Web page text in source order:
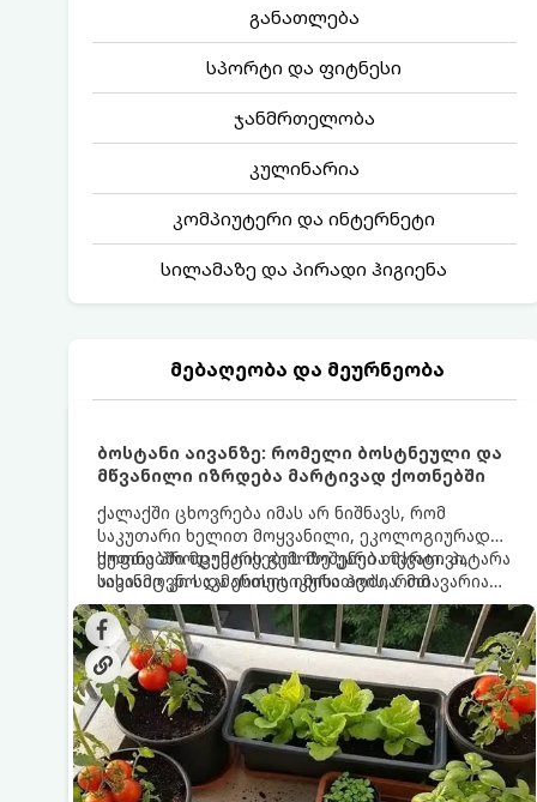
განათლება
სპორტი და ფიტნესი
ჯანმრთელობა
კულინარია
კომპიუტერი და ინტერნეტი
სილამაზე და პირადი ჰიგიენა
მებაღეობა და მეურნეობა
ბოსტანი აივანზე: რომელი ბოსტნეული და
მწვანილი იზრდება მარტივად ქოთნებში
ქალაქში ცხოვრება იმას არ ნიშნავს, რომ
საკუთარი ხელით მოყვანილი, ეკოლოგიურად
სუფთა პროდუქტის გემოზე უარი თქვათ. პატარა
აივანიც კი საკმარისია იმისათვის, რომ
მოიწყოთ მინი-ბოსტანი, საიდანაც
ყოველდღიურად ახალ, არომატულ მწვანილსა
და ბოსტნეულს მოკრეფთ.
ქოთნებში მცენარეების მოშენება მარტივი,
სასიამოვნო და ესთეტიკური ჰობია. მთავარია
იცოდეთ, რომელი კულტურები ეგუებიან
ქოთნის პირობებს ყველაზე კარგად და როგორ
მოუაროთ მათ სწორად.